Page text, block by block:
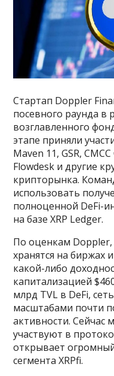
Стартап Doppler
посевного раунда в
возглавленного
этапе приняли
Maven 11, GSR,
Flowdesk и другие
крипторынка.
использовать
полноценной DeFi-
на базе XRP Ledger.
По оценкам Doppler,
хранятся на биржах
какой-либо
капитализацией
млрд TVL в DeFi,
масштабами почти
активности. Сейчас
участвуют в
открывает
сегмента XRPfi.